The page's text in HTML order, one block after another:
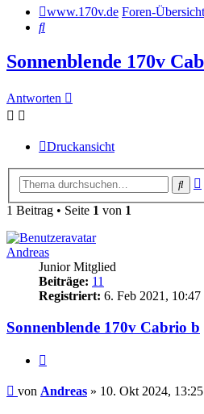
www.170v.de Foren-Übersicht
Suche
Sonnenblende 170v
Antworten
Druckansicht
1 Beitrag • Seite 1 von 1
Andreas
Junior Mitglied
Beiträge: 11
Registriert: 6. Feb 2021, 10:47
Sonnenblende 170v Cabrio b
Beitrag
von Andreas » 10. Okt 2024, 13:25